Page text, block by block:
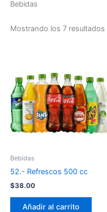
Bebidas
Mostrando los 7 resultados
Bebidas
52.- Refrescos 500 cc
$38.00
Añadir al carrito